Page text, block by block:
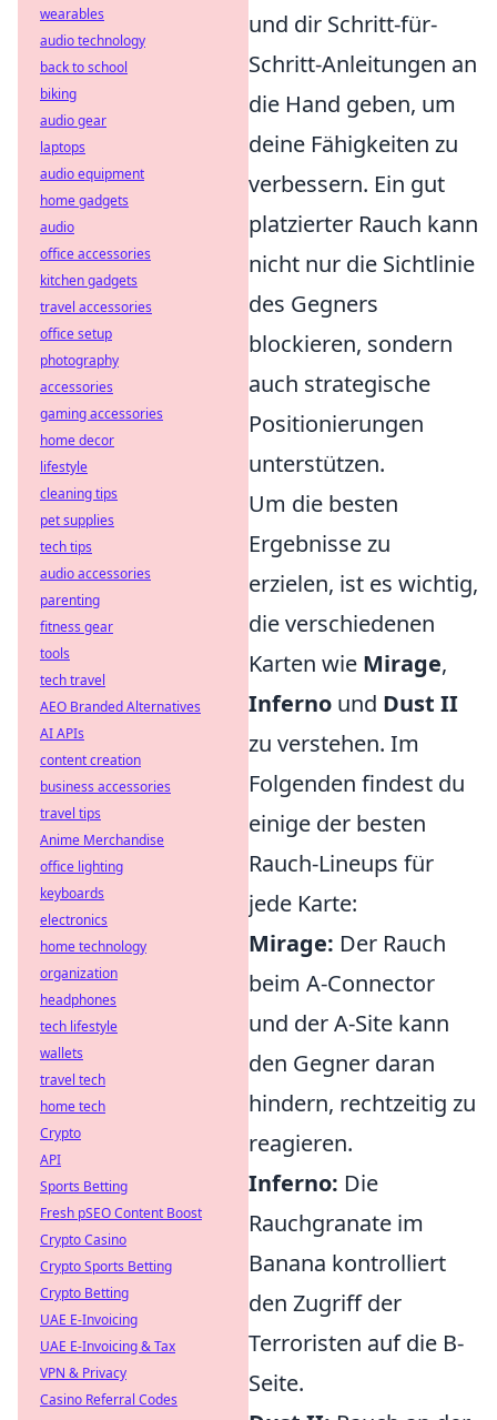
und dir Schritt-für-
Schritt-Anleitungen an
die Hand geben, um
deine Fähigkeiten zu
verbessern. Ein gut
platzierter Rauch kann
nicht nur die Sichtlinie
des Gegners
blockieren, sondern
auch strategische
Positionierungen
unterstützen.
Um die besten
Ergebnisse zu
erzielen, ist es wichtig,
die verschiedenen
Karten wie Mirage,
Inferno und Dust II
zu verstehen. Im
Folgenden findest du
einige der besten
Rauch-Lineups für
jede Karte:
Mirage: Der Rauch
beim A-Connector
und der A-Site kann
den Gegner daran
hindern, rechtzeitig zu
reagieren.
Inferno: Die
Rauchgranate im
Banana kontrolliert
den Zugriff der
Terroristen auf die B-
Seite.
wearables
audio technology
back to school
biking
audio gear
laptops
audio equipment
home gadgets
audio
office accessories
kitchen gadgets
travel accessories
office setup
photography
accessories
gaming accessories
home decor
lifestyle
cleaning tips
pet supplies
tech tips
audio accessories
parenting
fitness gear
tools
tech travel
AEO Branded Alternatives
AI APIs
content creation
business accessories
travel tips
Anime Merchandise
office lighting
keyboards
electronics
home technology
organization
headphones
tech lifestyle
wallets
travel tech
home tech
Crypto
API
Sports Betting
Fresh pSEO Content Boost
Crypto Casino
Crypto Sports Betting
Crypto Betting
UAE E-Invoicing
UAE E-Invoicing & Tax
VPN & Privacy
Casino Referral Codes